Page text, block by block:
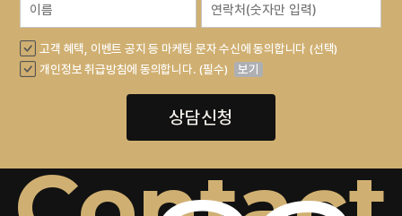
고객 혜택, 이벤트 공지 등 마케팅 문자 수신에 동의합니다 (선택)
개인정보 취급방침에 동의합니다. (필수)
보기
상담신청